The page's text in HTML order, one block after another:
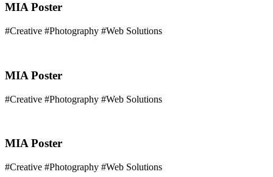
MIA Poster
#Creative #Photography #Web Solutions
MIA Poster
#Creative #Photography #Web Solutions
MIA Poster
#Creative #Photography #Web Solutions